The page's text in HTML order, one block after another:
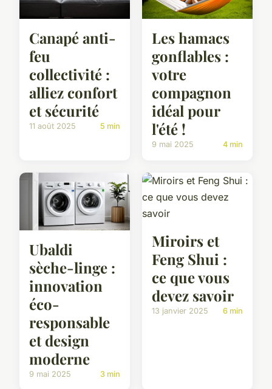
Canapé anti-
feu
collectivité :
alliez confort
et sécurité
11 août 2025 5 min
Les hamacs
gonflables :
votre
compagnon
idéal pour
l'été !
9 mai 2025 4 min
Ubaldi
sèche-linge :
innovation
éco-
responsable
et design
moderne
9 mai 2025 3 min
Miroirs et
Feng Shui :
ce que vous
devez savoir
13 janvier 2025 6 min